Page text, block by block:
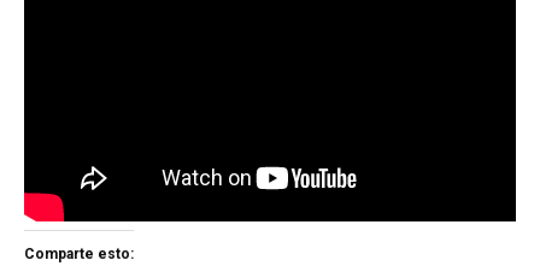
Comparte esto: